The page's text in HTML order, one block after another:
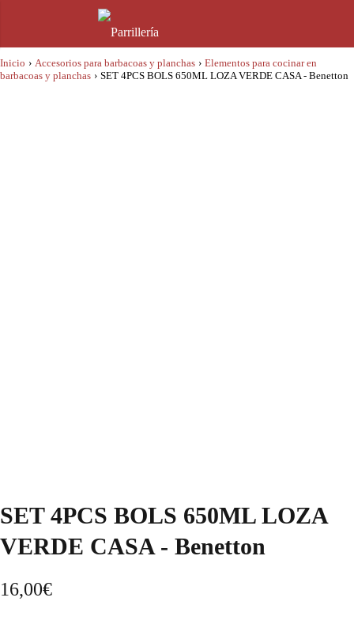
Inicio › Accesorios para barbacoas y planchas › Elementos para cocinar en
barbacoas y planchas › SET 4PCS BOLS 650ML LOZA VERDE CASA - Benetton
SET 4PCS BOLS 650ML LOZA
VERDE CASA - Benetton
16,00€